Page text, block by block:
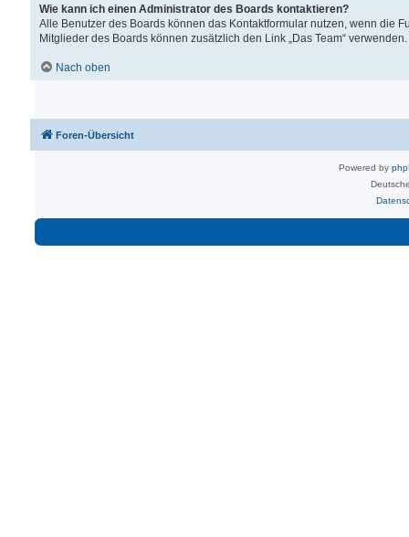
Wie kann ich einen Administrator des Boards kontaktieren?
Alle Benutzer des Boards können das Kontaktformular nutzen, wenn die
Mitglieder des Boards können zusätzlich den Link „Das Team“ verwenden.
Nach oben
Foren-Übersicht
Powered by